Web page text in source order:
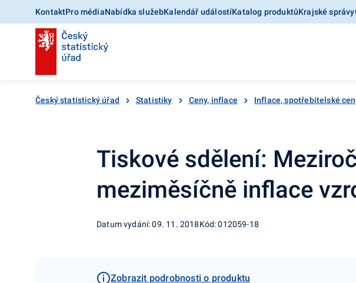
KontaktPro médiaNabídka služebKalendář událostíKatalog produktůKrajské správy
Český statistický úřad Statistiky Ceny, inflace Inflace, spotřebitelské
Tiskové sdělení:
meziměsíčně inflace
Datum vydání: 09. 11. 2018Kód: 012059-18
Zobrazit podrobnosti o produktu